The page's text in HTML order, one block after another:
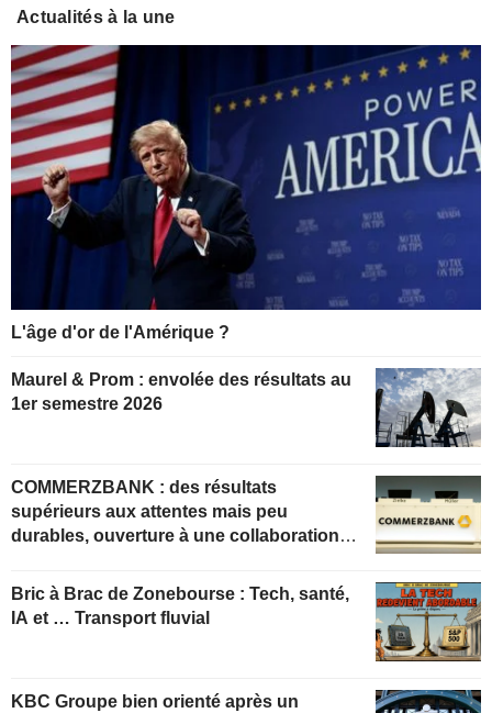
Actualités à la une
L'âge d'or de l'Amérique ?
Maurel & Prom : envolée des résultats au
1er semestre 2026
COMMERZBANK : des résultats
supérieurs aux attentes mais peu
durables, ouverture à une collaboration
Bric à Brac de Zonebourse : Tech, santé,
IA et … Transport fluvial
KBC Groupe bien orienté après un